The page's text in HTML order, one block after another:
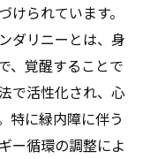
られています。
ダリニーとは、身
、覚醒することで
で活性化され、心
特に緑内障に伴う
ー循環の調整によ